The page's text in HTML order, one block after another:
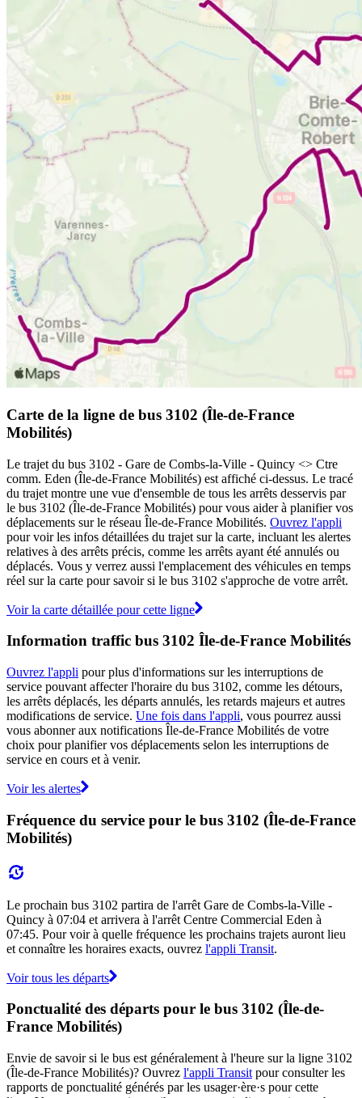
Carte de la ligne de bus 3102 (Île-de-France
Mobilités)
Le trajet du bus 3102 - Gare de Combs-la-Ville - Quincy <> Ctre
comm. Eden (Île-de-France Mobilités) est affiché ci-dessus. Le tracé
du trajet montre une vue d'ensemble de tous les arrêts desservis par
le bus 3102 (Île-de-France Mobilités) pour vous aider à planifier vos
déplacements sur le réseau Île-de-France Mobilités. Ouvrez l'appli
pour voir les infos détaillées du trajet sur la carte, incluant les alertes
relatives à des arrêts précis, comme les arrêts ayant été annulés ou
déplacés. Vous y verrez aussi l'emplacement des véhicules en temps
réel sur la carte pour savoir si le bus 3102 s'approche de votre arrêt.
Voir la carte détaillée pour cette ligne
Information traffic bus 3102 Île-de-France Mobilités
Ouvrez l'appli pour plus d'informations sur les interruptions de
service pouvant affecter l'horaire du bus 3102, comme les détours,
les arrêts déplacés, les départs annulés, les retards majeurs et autres
modifications de service. Une fois dans l'appli, vous pourrez aussi
vous abonner aux notifications Île-de-France Mobilités de votre
choix pour planifier vos déplacements selon les interruptions de
service en cours et à venir.
Voir les alertes
Fréquence du service pour le bus 3102 (Île-de-France
Mobilités)
Le prochain bus 3102 partira de l'arrêt Gare de Combs-la-Ville -
Quincy à 07:04 et arrivera à l'arrêt Centre Commercial Eden à
07:45. Pour voir à quelle fréquence les prochains trajets auront lieu
et connaître les horaires exacts, ouvrez l'appli Transit.
Voir tous les départs
Ponctualité des départs pour le bus 3102 (Île-de-
France Mobilités)
Envie de savoir si le bus est généralement à l'heure sur la ligne 3102
(Île-de-France Mobilités)? Ouvrez l'appli Transit pour consulter les
rapports de ponctualité générés par les usager·ère·s pour cette